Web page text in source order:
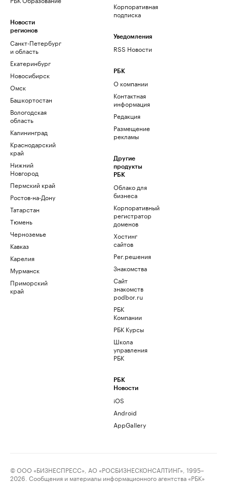
Новости
регионов
Санкт-Петербург
и область
Екатеринбург
Новосибирск
Омск
Башкортостан
Вологодская
область
Калининград
Краснодарский
край
Нижний
Новгород
Пермский край
Ростов-на-Дону
Татарстан
Тюмень
Черноземье
Кавказ
Карелия
Мурманск
Приморский
край
Корпоративная
подписка
Уведомления
RSS Новости
РБК
О компании
Контактная
информация
Редакция
Размещение
рекламы
Другие
продукты
РБК
Облако для
бизнеса
Корпоративный
регистратор
доменов
Хостинг
сайтов
Рег.решения
Знакомства
Сайт
знакомств
podbor.ru
РБК
Компании
РБК Курсы
Школа
управления
РБК
РБК
Новости
iOS
Android
AppGallery
© ООО «БИЗНЕСПРЕСС», АО «РОСБИЗНЕСКОНСАЛТИНГ», 1995–
2026. Сообщения и материалы информационного агентства «РБК»